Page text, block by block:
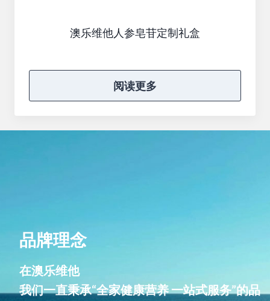
澳乐维他人参皂苷定制礼盒
阅读更多
品牌理念
在澳乐维他
我们一直秉承“全家健康营养 一站式服务”的品